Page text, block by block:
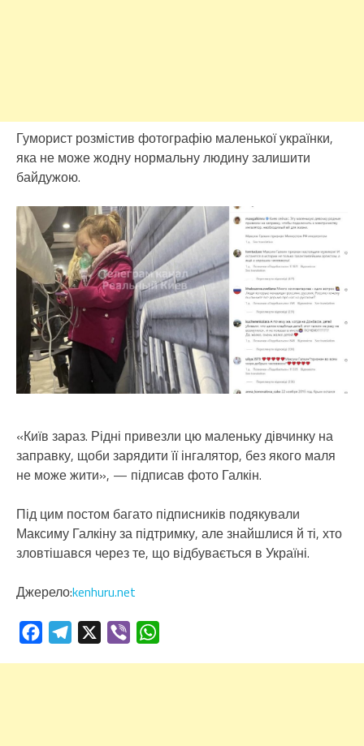
Гуморист розмістив фотографію маленької українки,
яка не може жодну нормальну людину залишити
байдужою.
«Київ зараз. Рідні привезли цю маленьку дівчинку на
заправку, щоби зарядити її інгалятор, без якого маля
не може жити», — підписав фото Галкін.
Під цим постом багато підписників подякували
Максиму Галкіну за підтримку, але знайшлися й ті, хто
зловтішався через те, що відбувається в Україні.
Джерело:kenhuru.net
FacebookTelegram Viber